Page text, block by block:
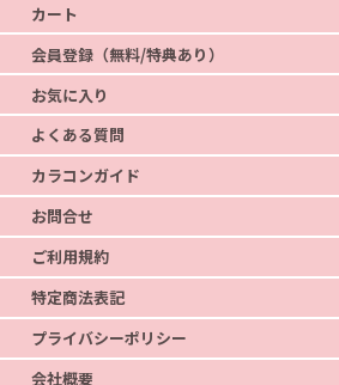
カート
会員登録（無料/特典あり）
お気に入り
よくある質問
カラコンガイド
お問合せ
ご利用規約
特定商法表記
プライバシーポリシー
会社概要